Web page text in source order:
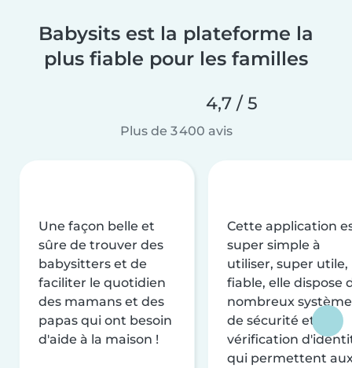
Babysits est la plateforme la
plus fiable pour les familles
4,7 / 5
Plus de 3 400 avis
Une façon belle et
sûre de trouver des
babysitters et de
faciliter le quotidien
des mamans et des
papas qui ont besoin
d'aide à la maison !
Cette application
super simple à
utiliser, super utile,
fiable, elle dispose
nombreux
de sécurité et de
vérification
qui permettent